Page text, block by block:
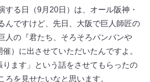
る日（9月20日）は、オール阪神・
んですけど、先日、大阪で巨人師匠の
人の『君たち、そろそろパンパンや
）に出させていただいたんですよ。
ります」という話をさせてもらったの
ろを見せたいなと思います。